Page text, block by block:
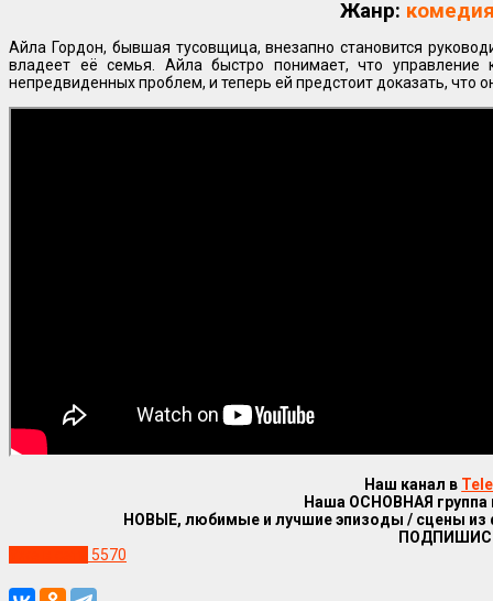
Жанр:
Айла Гордон, бывшая тусовщица, внезапно становится
владеет её семья. Айла быстро понимает, что
непредвиденных проблем, и теперь ей предстоит доказать, что
Наш канал в
Наша ОСНОВНАЯ группа
НОВЫЕ, любимые и лучшие эпизоды / сцены
5570